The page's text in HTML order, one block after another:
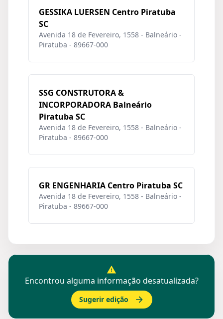
GESSIKA LUERSEN Centro Piratuba
SC
Avenida 18 de Fevereiro, 1558 - Balneário -
Piratuba - 89667-000
SSG CONSTRUTORA &
INCORPORADORA Balneário
Piratuba SC
Avenida 18 de Fevereiro, 1558 - Balneário -
Piratuba - 89667-000
GR ENGENHARIA Centro Piratuba SC
Avenida 18 de Fevereiro, 1558 - Balneário -
Piratuba - 89667-000
Encontrou alguma informação desatualizada?
Sugerir edição